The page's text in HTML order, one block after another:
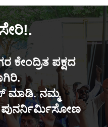
ಕೇಂದ್ರಿತ ಪಕ್ಷದ
ಮಾಡಿ. ನಮ್ಮ
ಪುನರ್ನಿರ್ಮಿಸೋಣ